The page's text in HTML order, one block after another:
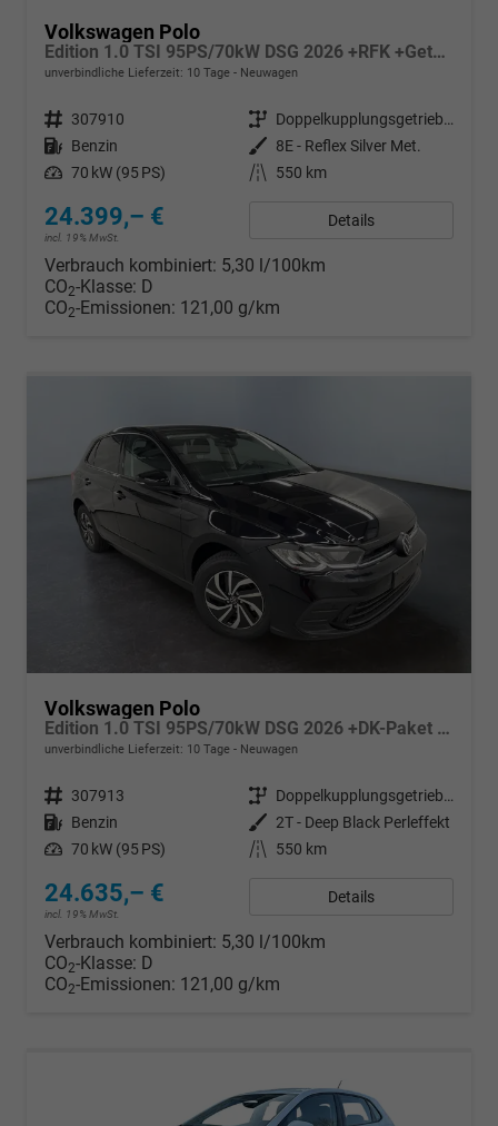
Volkswagen Polo
Edition 1.0 TSI 95PS/70kW DSG 2026 +RFK +Getönte Heckscheiben +TravelAssist +LED
unverbindliche Lieferzeit: 10 Tage Neuwagen
Fahrzeugnr. 307910 Getriebe
Doppelkupplungsgetriebe (DSG)
Kraftstoff Benzin Außenfarbe
8E - Reflex Silver Met.
Leistung 70 kW (95 PS) Kilometerstand 550 km
24.399,– €
incl. 19% MwSt.
Details
Verbrauch kombiniert: 5,30 l/100km
CO2-Klasse: D
CO2-Emissionen: 121,00 g/km
Volkswagen Polo
Edition 1.0 TSI 95PS/70kW DSG 2026 +DK-Paket +RFK +Getönte Heckscheiben +TravelAssist +LED
unverbindliche Lieferzeit: 10 Tage Neuwagen
Fahrzeugnr. 307913 Getriebe
Doppelkupplungsgetriebe (DSG)
Kraftstoff Benzin Außenfarbe
2T - Deep Black Perleffekt
Leistung 70 kW (95 PS) Kilometerstand 550 km
24.635,– €
incl. 19% MwSt.
Details
Verbrauch kombiniert: 5,30 l/100km
CO2-Klasse: D
CO2-Emissionen: 121,00 g/km